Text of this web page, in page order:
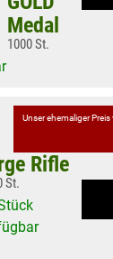
Medal
1000 St.
Unser ehemaliger
Rifle
St.